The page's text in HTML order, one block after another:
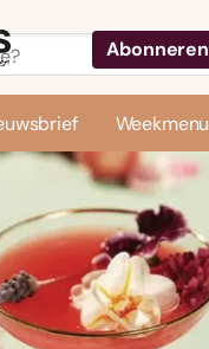
Abonneren
Weekmenu